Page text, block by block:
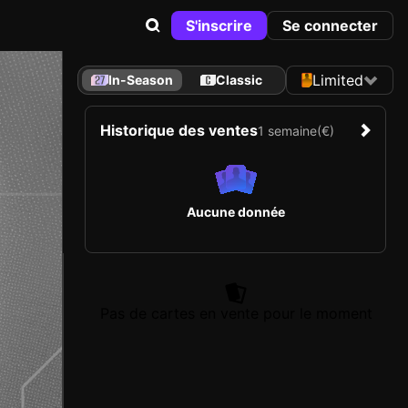
S'inscrire Se connecter
In-Season Classic Limited
Historique des ventes1 semaine(€)
Aucune donnée